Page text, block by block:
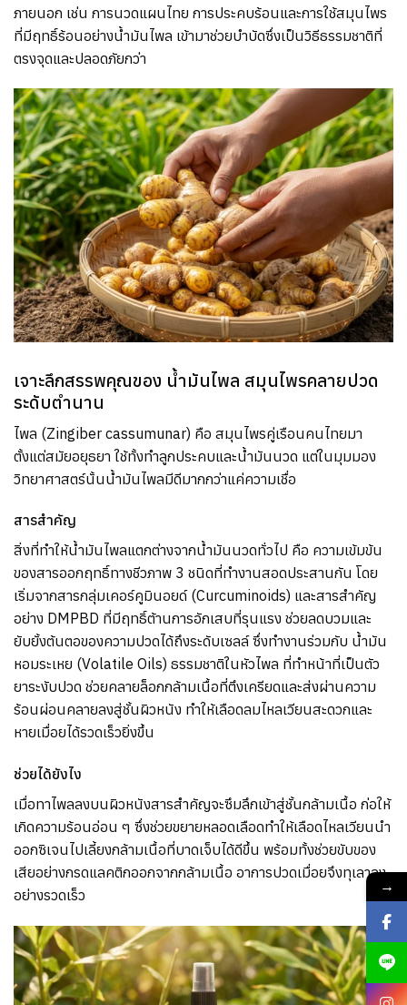
ภายนอก เช่น การนวดแผนไทย การประคบร้อนและการใช้สมุนไพร
ที่มีฤทธิ์ร้อนอย่างน้ำมันไพล เข้ามาช่วยบำบัดซึ่งเป็นวิธีธรรมชาติที่
ตรงจุดและปลอดภัยกว่า
เจาะลึกสรรพคุณของ น้ำมันไพล สมุนไพรคลายปวด
ระดับตำนาน
ไพล (Zingiber cassumunar) คือ สมุนไพรคู่เรือนคนไทยมา
ตั้งแต่สมัยอยุธยา ใช้ทั้งทำลูกประคบและน้ำมันนวด แต่ในมุมมอง
วิทยาศาสตร์นั้นน้ำมันไพลมีดีมากกว่าแค่ความเชื่อ
สารสำคัญ
สิ่งที่ทำให้น้ำมันไพลแตกต่างจากน้ำมันนวดทั่วไป คือ ความเข้มข้น
ของสารออกฤทธิ์ทางชีวภาพ 3 ชนิดที่ทำงานสอดประสานกัน โดย
เริ่มจากสารกลุ่มเคอร์คูมินอยด์ (Curcuminoids) และสารสำคัญ
อย่าง DMPBD ที่มีฤทธิ์ต้านการอักเสบที่รุนแรง ช่วยลดบวมและ
ยับยั้งต้นตอของความปวดได้ถึงระดับเซลล์ ซึ่งทำงานร่วมกับ น้ำมัน
หอมระเหย (Volatile Oils) ธรรมชาติในหัวไพล ที่ทำหน้าที่เป็นตัว
ยาระงับปวด ช่วยคลายล็อกกล้ามเนื้อที่ตึงเครียดและส่งผ่านความ
ร้อนผ่อนคลายลงสู่ชั้นผิวหนัง ทำให้เลือดลมไหลเวียนสะดวกและ
หายเมื่อยได้รวดเร็วยิ่งขึ้น
ช่วยได้ยังไง
เมื่อทาไพลลงบนผิวหนังสารสำคัญจะซึมลึกเข้าสู่ชั้นกล้ามเนื้อ ก่อให้
เกิดความร้อนอ่อน ๆ ซึ่งช่วยขยายหลอดเลือดทำให้เลือดไหลเวียนนำ
ออกซิเจนไปเลี้ยงกล้ามเนื้อที่บาดเจ็บได้ดีขึ้น พร้อมทั้งช่วยขับของ
เสียอย่างกรดแลคติกออกจากกล้ามเนื้อ อาการปวดเมื่อยจึงทุเลาลง
อย่างรวดเร็ว
→